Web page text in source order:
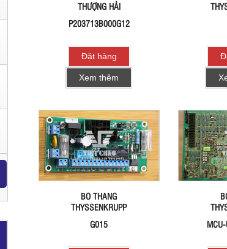
THƯỢNG HẢI
P203713B000G12
Đặt hàng
Xem thêm
BO THANG
THYSSENKRUPP
G015